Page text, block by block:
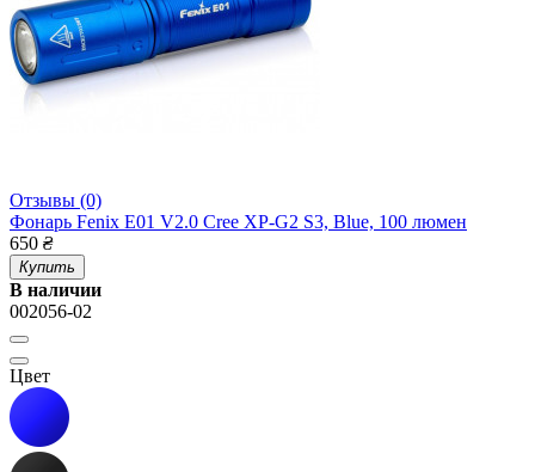
Отзывы (0)
Фонарь Fenix E01 V2.0 Cree XP-G2 S3, Blue, 100 люмен
650 ₴
Купить
В наличии
002056-02
Цвет